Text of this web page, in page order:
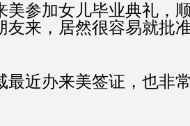
美参加女儿毕业典礼，
友来，居然很容易就批
最近办来美签证，也非